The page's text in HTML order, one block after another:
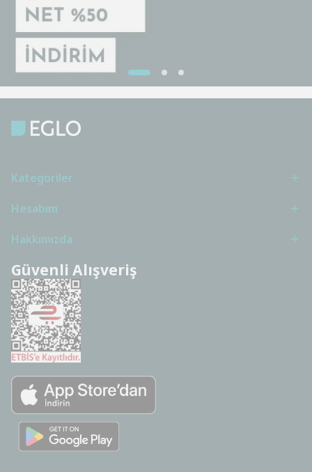
Kategoriler
Hesabım
Hakkımızda
Güvenli Alışveriş